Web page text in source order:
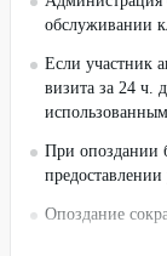
обслуживании
Если участник
визита за 24 ч.
При опоздании
предоставлении
Опоздание